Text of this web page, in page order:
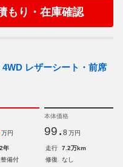
もり・在庫確認
レザーシート・前席
万円
本体価格
99. 8 万円
年 走行
7.2万km
備付 修復
なし